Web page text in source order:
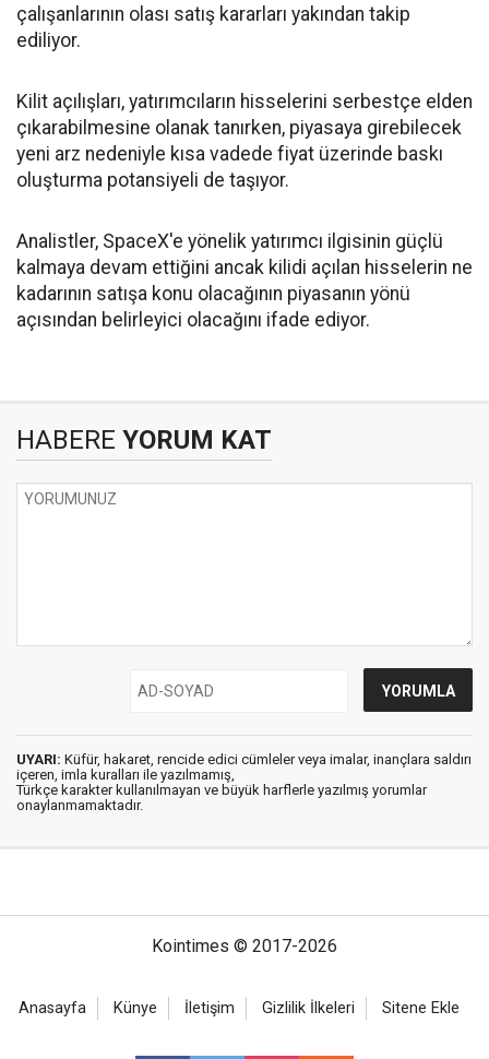
çalışanlarının olası satış kararları yakından takip
ediliyor.
Kilit açılışları, yatırımcıların hisselerini serbestçe elden
çıkarabilmesine olanak tanırken, piyasaya girebilecek
yeni arz nedeniyle kısa vadede fiyat üzerinde baskı
oluşturma potansiyeli de taşıyor.
Analistler, SpaceX'e yönelik yatırımcı ilgisinin güçlü
kalmaya devam ettiğini ancak kilidi açılan hisselerin ne
kadarının satışa konu olacağının piyasanın yönü
açısından belirleyici olacağını ifade ediyor.
HABERE YORUM KAT
UYARI: Küfür, hakaret, rencide edici cümleler veya imalar, inançlara saldırı
içeren, imla kuralları ile yazılmamış,
Türkçe karakter kullanılmayan ve büyük harflerle yazılmış yorumlar
onaylanmamaktadır.
Kointimes © 2017-2026
Anasayfa Künye İletişim Gizlilik İlkeleri Sitene Ekle